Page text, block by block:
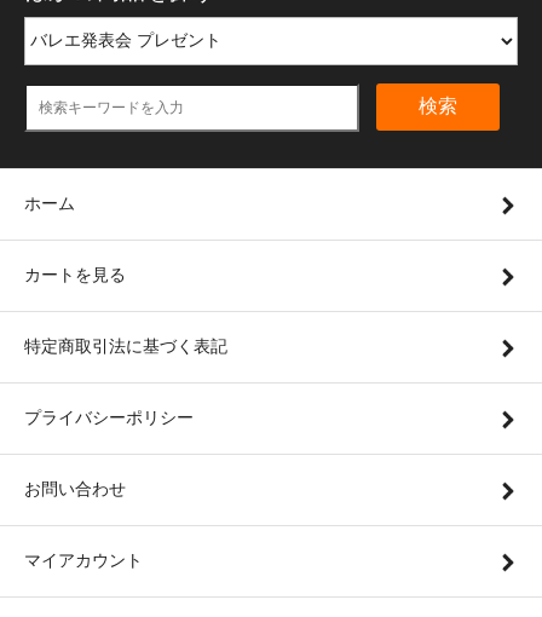
検索
ホーム
カートを見る
特定商取引法に基づく表記
プライバシーポリシー
お問い合わせ
マイアカウント